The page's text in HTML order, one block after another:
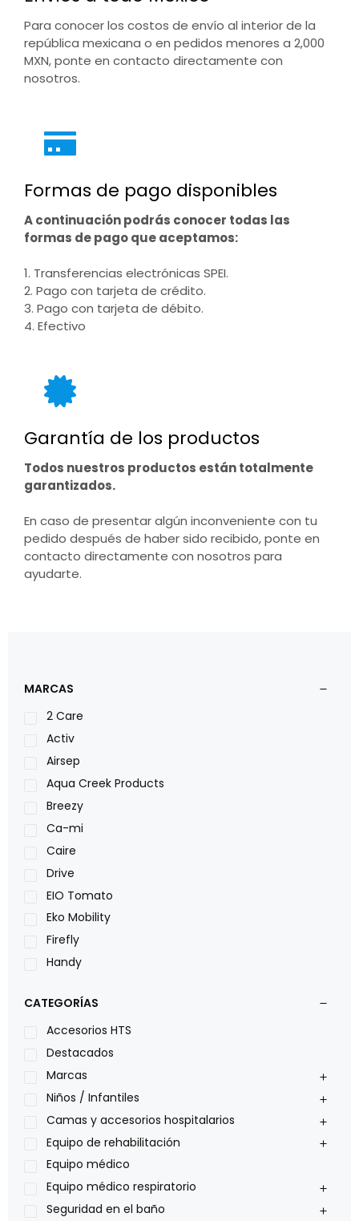
Para conocer los costos de envío al interior de la
república mexicana o en pedidos menores a 2,000
MXN, ponte en contacto directamente con
nosotros.
Formas de pago disponibles
A continuación podrás conocer todas las
formas de pago que aceptamos:
1. Transferencias electrónicas SPEI.
2. Pago con tarjeta de crédito.
3. Pago con tarjeta de débito.
4. Efectivo
Garantía de los productos
Todos nuestros productos están totalmente
garantizados.
En caso de presentar algún inconveniente con tu
pedido después de haber sido recibido, ponte en
contacto directamente con nosotros para
ayudarte.
MARCAS
2 Care
Activ
Airsep
Aqua Creek Products
Breezy
Ca-mi
Caire
Drive
EIO Tomato
Eko Mobility
Firefly
Handy
Leggero
Lumex
Medical Store
Nidek
Oxiplus
Philips
Pride
Roho
Sillas de ruedas Everest Jennings
Stealth products
CATEGORÍAS
Accesorios HTS
Destacados
Marcas
Niños / Infantiles
Camas y accesorios hospitalarios
Equipo de rehabilitación
Equipo médico
Equipo médico respiratorio
Seguridad en el baño